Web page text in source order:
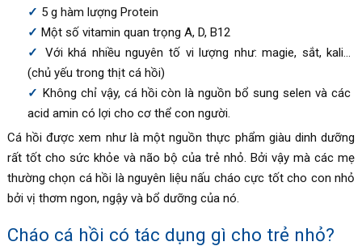
5 g hàm lượng Protein
Một số vitamin quan trọng A, D, B12
Với khá nhiều nguyên tố vi lượng như: magie, sắt, kali…
(chủ yếu trong thịt cá hồi)
Không chỉ vậy, cá hồi còn là nguồn bổ sung selen và các
acid amin có lợi cho cơ thể con người.
Cá hồi được xem như là một nguồn thực phẩm giàu dinh dưỡng
rất tốt cho sức khỏe và não bộ của trẻ nhỏ. Bởi vậy mà các mẹ
thường chọn cá hồi là nguyên liệu nấu cháo cực tốt cho con nhỏ
bởi vị thơm ngon, ngậy và bổ dưỡng của nó.
Cháo cá hồi có tác dụng gì cho trẻ nhỏ?